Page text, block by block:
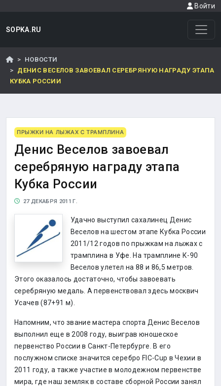
Войти
SOPKA.RU
НОВОСТИ
ДЕНИС ВЕСЕЛОВ ЗАВОЕВАЛ СЕРЕБРЯНУЮ НАГРАДУ ЭТАПА
КУБКА РОССИИ
ПРЫЖКИ НА ЛЫЖАХ С ТРАМПЛИНА
Денис Веселов завоевал
серебряную награду этапа
Кубка России
27 ДЕКАБРЯ 2011 Г.
Удачно выступил сахалинец Денис
Веселов на шестом этапе Кубка России
2011/12 годов по прыжкам на лыжах с
трамплина в Уфе. На трамплине К-90
Веселов улетел на 88 и 86,5 метров.
Этого оказалось достаточно, чтобы завоевать
серебряную медаль. А первенствовал здесь москвич
Усачев (87+91 м).
Напомним, что звание мастера спорта Денис Веселов
выполнил еще в 2008 году, выиграв юношеское
первенство России в Санкт-Петербурге. В его
послужном списке значится серебро FIC-Cup в Чехии в
2011 году, а также участие в молодежном первенстве
мира, где наш земляк в составе сборной России занял